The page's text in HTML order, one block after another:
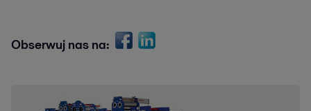
Obserwuj nas na: